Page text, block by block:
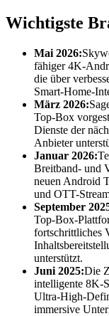
Wichtigste
Mai 2026:
fähiger 4K-
die über
Smart-Home-
März 2026:
Top-Box
Dienste der
Anbieter
Januar 2026:
Breitband- und
neuen Android
und OTT-
September
Top-Box-
fortschrittliches
unterstützt.
Juni 2025:Die
intelligente 8K-
Ultra-High-
immersive